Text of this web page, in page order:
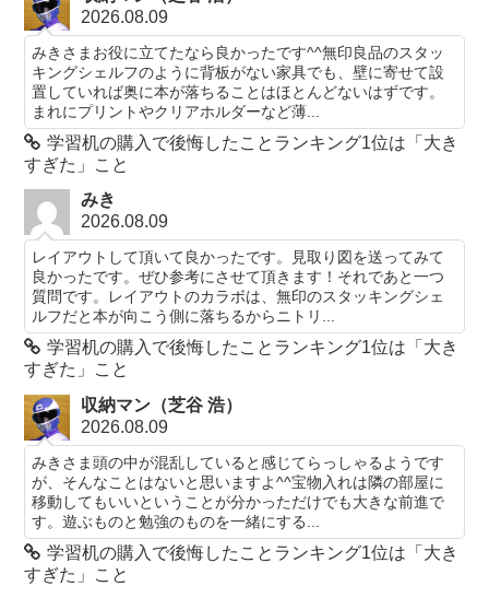
2026.08.09
みきさまお役に立てたなら良かったです^^無印良品のスタッ
キングシェルフのように背板がない家具でも、壁に寄せて設
置していれば奥に本が落ちることはほとんどないはずです。
まれにプリントやクリアホルダーなど薄...
学習机の購入で後悔したことランキング1位は「大き
すぎた」こと
みき
2026.08.09
レイアウトして頂いて良かったです。見取り図を送ってみて
良かったです。ぜひ参考にさせて頂きます！それであと一つ
質問です。レイアウトのカラボは、無印のスタッキングシェ
ルフだと本が向こう側に落ちるからニトリ...
学習机の購入で後悔したことランキング1位は「大き
すぎた」こと
収納マン（芝谷 浩）
2026.08.09
みきさま頭の中が混乱していると感じてらっしゃるようです
が、そんなことはないと思いますよ^^宝物入れは隣の部屋に
移動してもいいということが分かっただけでも大きな前進で
す。遊ぶものと勉強のものを一緒にする...
学習机の購入で後悔したことランキング1位は「大き
すぎた」こと